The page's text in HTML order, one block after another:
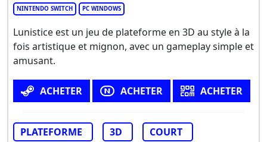
NINTENDO SWITCH PC WINDOWS
Lunistice est un jeu de plateforme en 3D au style à la
fois artistique et mignon, avec un gameplay simple et
amusant.
ACHETER ACHETER ACHETER
PLATEFORME 3D
COURT